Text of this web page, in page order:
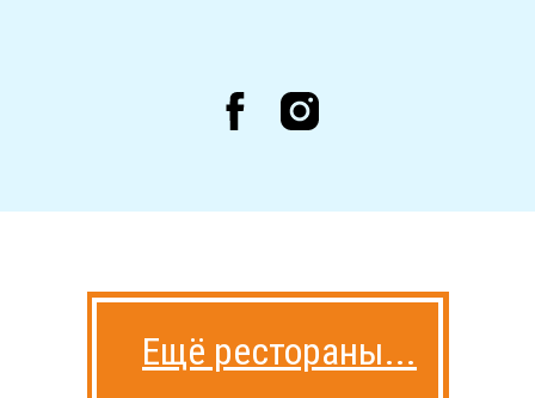
Ещё рестораны...